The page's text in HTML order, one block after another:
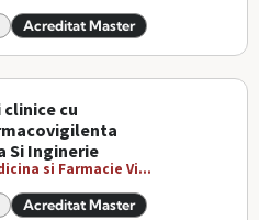
Acreditat Master
cu
Si Inginerie
si Farmacie Vi...
Acreditat Master